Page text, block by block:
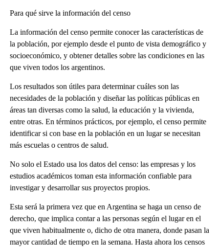
Para qué sirve la información del censo
La información del censo permite conocer las características de
la población, por ejemplo desde el punto de vista demográfico y
socioeconómico, y obtener detalles sobre las condiciones en las
que viven todos los argentinos.
Los resultados son útiles para determinar cuáles son las
necesidades de la población y diseñar las políticas públicas en
áreas tan diversas como la salud, la educación y la vivienda,
entre otras. En términos prácticos, por ejemplo, el censo permite
identificar si con base en la población en un lugar se necesitan
más escuelas o centros de salud.
No solo el Estado usa los datos del censo: las empresas y los
estudios académicos toman esta información confiable para
investigar y desarrollar sus proyectos propios.
Esta será la primera vez que en Argentina se haga un censo de
derecho, que implica contar a las personas según el lugar en el
que viven habitualmente o, dicho de otra manera, donde pasan la
mayor cantidad de tiempo en la semana. Hasta ahora los censos